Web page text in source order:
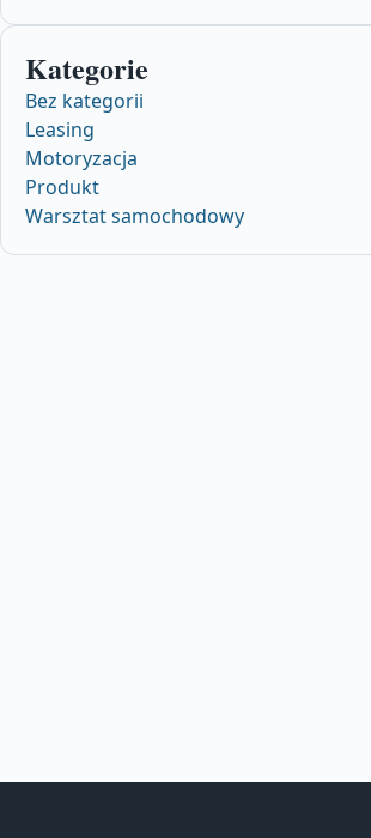
Kategorie
Bez kategorii
Leasing
Motoryzacja
Produkt
Warsztat samochodowy